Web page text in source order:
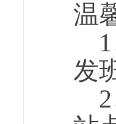
温
1
发
2